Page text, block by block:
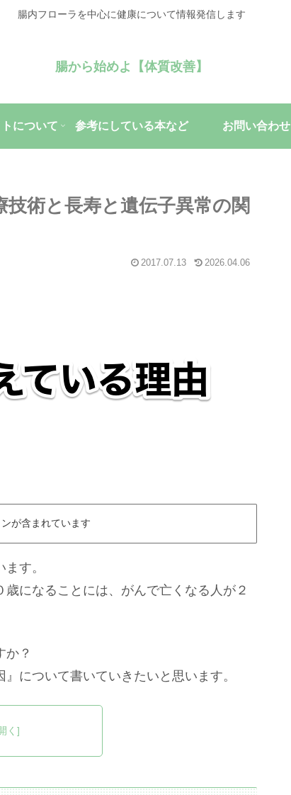
腸内フローラを中心に健康について情報発信します
腸から始めよ【体質改善】
について 参考にしている本など お問い合わせ
術と長寿と遺伝子異常の関
2017.07.13 2026.04.06
が含まれています
す。
になることには、がんで亡くなる人が２
か？
について書いていきたいと思います。